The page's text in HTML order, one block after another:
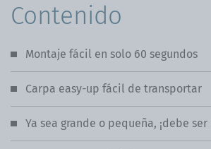
Contenido
Montaje fácil en solo 60 segundos
Carpa easy-up fácil de transportar
Ya sea grande o pequeña, ¡debe